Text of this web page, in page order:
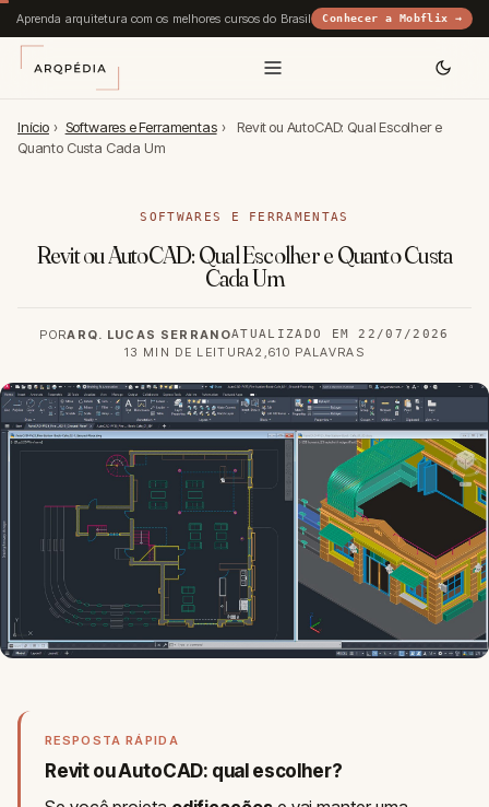
Aprenda arquitetura com os melhores cursos do Brasil Conhecer a Mobflix →
Início › Softwares e Ferramentas ›
Revit ou AutoCAD: Qual Escolher e
Quanto Custa Cada Um
SOFTWARES E FERRAMENTAS
Revit ou AutoCAD: Qual Escolher e Quanto Custa
Cada Um
PORARQ. LUCAS SERRANOATUALIZADO EM 22/07/2026
13 MIN DE LEITURA2,610 PALAVRAS
RESPOSTA RÁPIDA
Revit ou AutoCAD: qual escolher?